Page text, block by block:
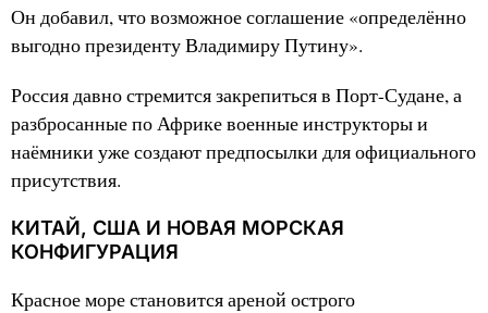
Он добавил, что возможное соглашение «определённо
выгодно президенту Владимиру Путину».
Россия давно стремится закрепиться в Порт-Судане, а
разбросанные по Африке военные инструкторы и
наёмники уже создают предпосылки для официального
присутствия.
КИТАЙ, США И НОВАЯ МОРСКАЯ
КОНФИГУРАЦИЯ
Красное море становится ареной острого